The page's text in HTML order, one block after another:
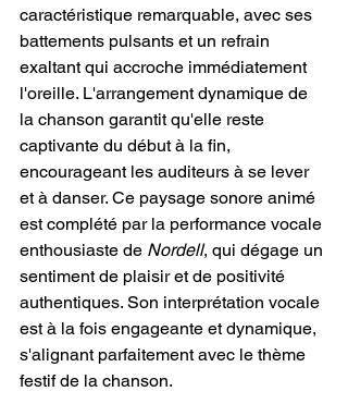
caractéristique remarquable, avec ses
battements pulsants et un refrain
exaltant qui accroche immédiatement
l'oreille. L'arrangement dynamique de
la chanson garantit qu'elle reste
captivante du début à la fin,
encourageant les auditeurs à se lever
et à danser. Ce paysage sonore animé
est complété par la performance vocale
enthousiaste de Nordell, qui dégage un
sentiment de plaisir et de positivité
authentiques. Son interprétation vocale
est à la fois engageante et dynamique,
s'alignant parfaitement avec le thème
festif de la chanson.